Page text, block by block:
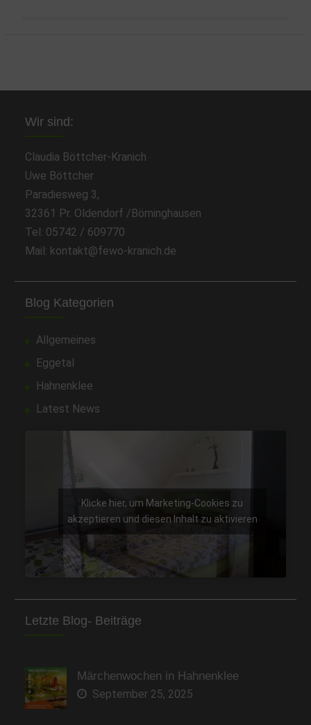
Wir sind:
Claudia Böttcher-Kranich
Uwe Böttcher
Paradiesweg 3,
32361 Pr. Oldendorf /Börninghausen
Tel: 05742 / 609770
Mail: kontakt@fewo-kranich.de
Blog Kategorien
Allgemeines
Eggetal
Hahnenklee
Latest News
Klicke hier, um Marketing-Cookies zu
akzeptieren und diesen Inhalt zu aktivieren
Letzte Blog- Beiträge
Märchenwochen in Hahnenklee
September 25, 2025